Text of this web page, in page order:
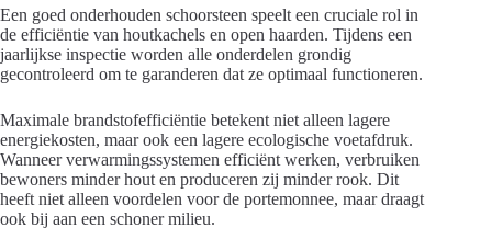
Een goed onderhouden schoorsteen speelt een cruciale rol in
de efficiëntie van houtkachels en open haarden. Tijdens een
jaarlijkse inspectie worden alle onderdelen grondig
gecontroleerd om te garanderen dat ze optimaal functioneren.
Maximale brandstofefficiëntie betekent niet alleen lagere
energiekosten, maar ook een lagere ecologische voetafdruk.
Wanneer verwarmingssystemen efficiënt werken, verbruiken
bewoners minder hout en produceren zij minder rook. Dit
heeft niet alleen voordelen voor de portemonnee, maar draagt
ook bij aan een schoner milieu.